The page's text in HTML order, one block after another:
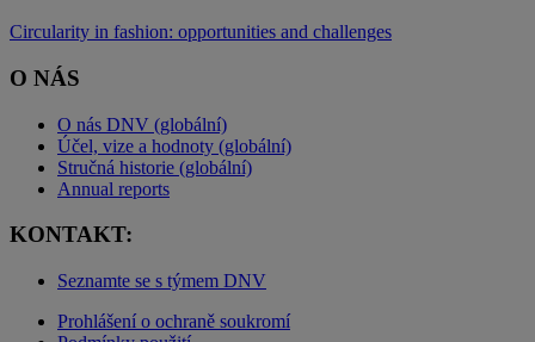
Circularity in fashion: opportunities and challenges
O NÁS
O nás DNV (globální)
Účel, vize a hodnoty (globální)
Stručná historie (globální)
Annual reports
KONTAKT:
Seznamte se s týmem DNV
Prohlášení o ochraně soukromí